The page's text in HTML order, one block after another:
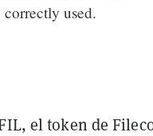
used.
el token de